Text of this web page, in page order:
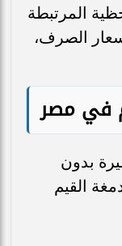
المرتبطة
الصرف،
في مصر
بدون
القيم